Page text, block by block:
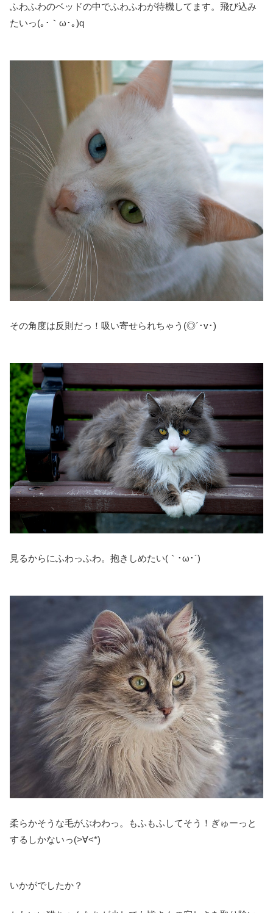
ふわふわのベッドの中でふわふわが待機してます。飛び込み
たいっ(｡･｀ω･｡)q
その角度は反則だっ！吸い寄せられちゃう(◎´･v･)
見るからにふわっふわ。抱きしめたい(｀･ω･´)
柔らかそうな毛がぶわわっ。もふもふしてそう！ぎゅーっと
するしかないっ(>∀<*)
いかがでしたか？